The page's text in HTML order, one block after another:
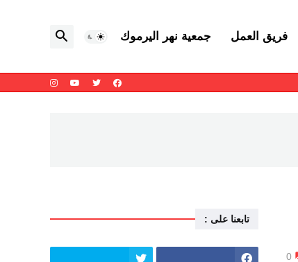
فريق العمل جمعية نهر اليرموك
0
تابعنا على :